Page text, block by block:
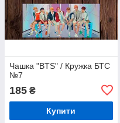
Чашка "BTS" / Кружка БТС
№7
185 ₴
Купити